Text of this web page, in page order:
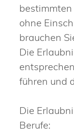
ohne
brauchen
Die
führen und
Die
Berufe: